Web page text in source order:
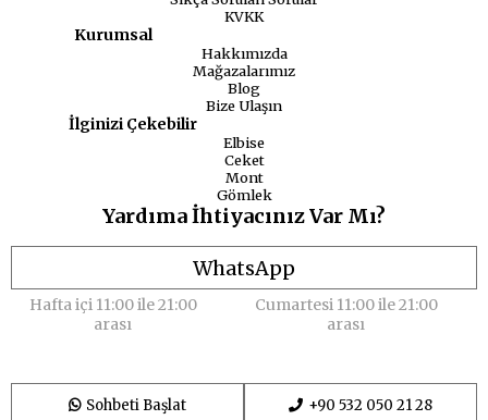
KVKK
Kurumsal
Hakkımızda
Mağazalarımız
Blog
Bize Ulaşın
İlginizi Çekebilir
Elbise
Ceket
Mont
Gömlek
Yardıma İhtiyacınız Var Mı?
WhatsApp
Hafta içi 11:00 ile 21:00
arası
Cumartesi 11:00 ile 21:00
arası
Sohbeti Başlat +90 532 050 21 28